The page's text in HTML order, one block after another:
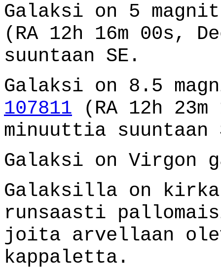
Galaksi on 5
(RA 12h 16m 00s,
suuntaan SE.
Galaksi on 8.5
107811 (RA 12h
minuuttia suuntaan
Galaksi on Virgon
Galaksilla on
runsaasti
joita arvellaan
kappaletta.